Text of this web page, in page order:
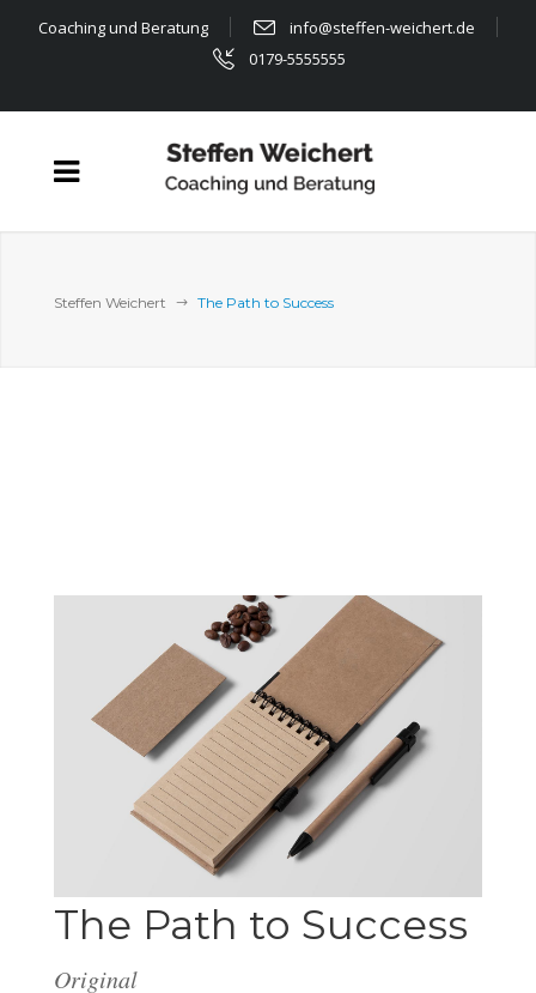
Coaching und Beratung
info@steffen-weichert.de
0179-5555555
Steffen Weichert The Path to Success
The Path to Success
Original